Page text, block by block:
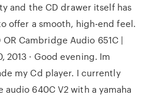
and the CD drawer itself has
offer a smooth, high-end feel.
OR Cambridge Audio 651C |
2013 · Good evening. Im
my Cd player. I currently
audio 640C V2 with a yamaha